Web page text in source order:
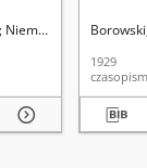
Niemier, Michał. Red.
1929